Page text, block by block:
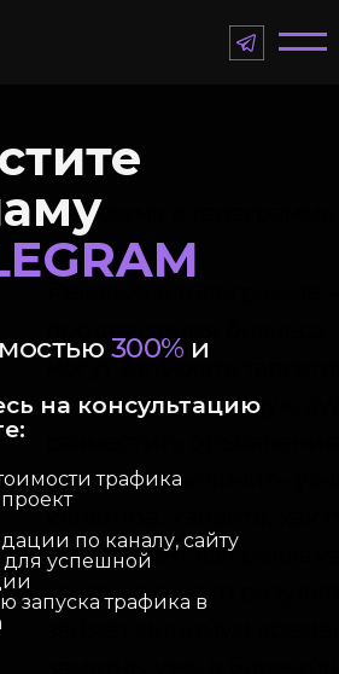
Реклама в телеграмме
могут запускать
привлекать целевую
позволит увеличить
инструмент как
максимального
на консультацию
300% и
по каналу, сайту
для успешной
трафика
запуска трафика в